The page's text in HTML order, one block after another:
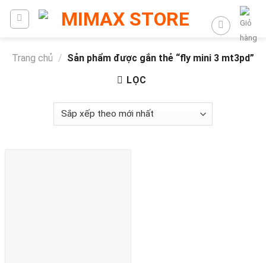
Trang chủ / Sản phẩm được gắn thẻ “fly mini 3 mt3pd”
LỌC